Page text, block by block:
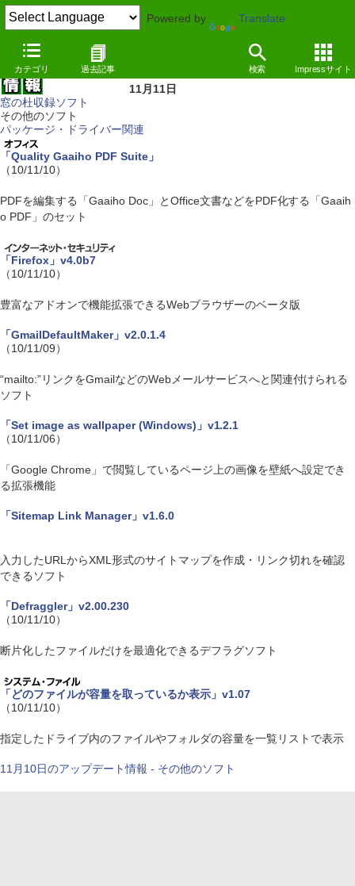
Powered by Translate
カテゴリ 過去記事 検索 Impressサイト
11月11日
窓の杜収録ソフト
その他のソフト
パッケージ・ドライバー関連
「Quality Gaaiho PDF Suite」
（10/11/10）
PDFを編集する「Gaaiho Doc」とOffice文書などをPDF化する「Gaaih
o PDF」のセット
「Firefox」v4.0b7
（10/11/10）
豊富なアドオンで機能拡張できるWebブラウザーのベータ版
「GmailDefaultMaker」v2.0.1.4
（10/11/09）
“mailto:”リンクをGmailなどのWebメールサービスへと関連付けられる
ソフト
「Set image as wallpaper (Windows)」v1.2.1
（10/11/06）
「Google Chrome」で閲覧しているページ上の画像を壁紙へ設定でき
る拡張機能
「Sitemap Link Manager」v1.6.0
入力したURLからXML形式のサイトマップを作成・リンク切れを確認
できるソフト
「Defraggler」v2.00.230
（10/11/10）
断片化したファイルだけを最適化できるデフラグソフト
「どのファイルが容量を取っているか表示」v1.07
（10/11/10）
指定したドライブ内のファイルやフォルダの容量を一覧リストで表示
11月10日のアップデート情報 - その他のソフト